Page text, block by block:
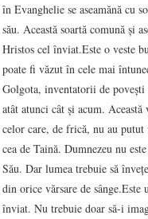
în Evanghelie se aseamănă cu
său. Această soartă comună și
Hristos cel înviat.Este o veste
poate fi văzut în cele mai
Golgota, inventatorii de
atât atunci cât și acum. Această
celor care, de frică, nu au putut
cea de Taină. Dumnezeu nu
Său. Dar lumea trebuie să
din orice vărsare de
înviat. Nu trebuie doar să-i